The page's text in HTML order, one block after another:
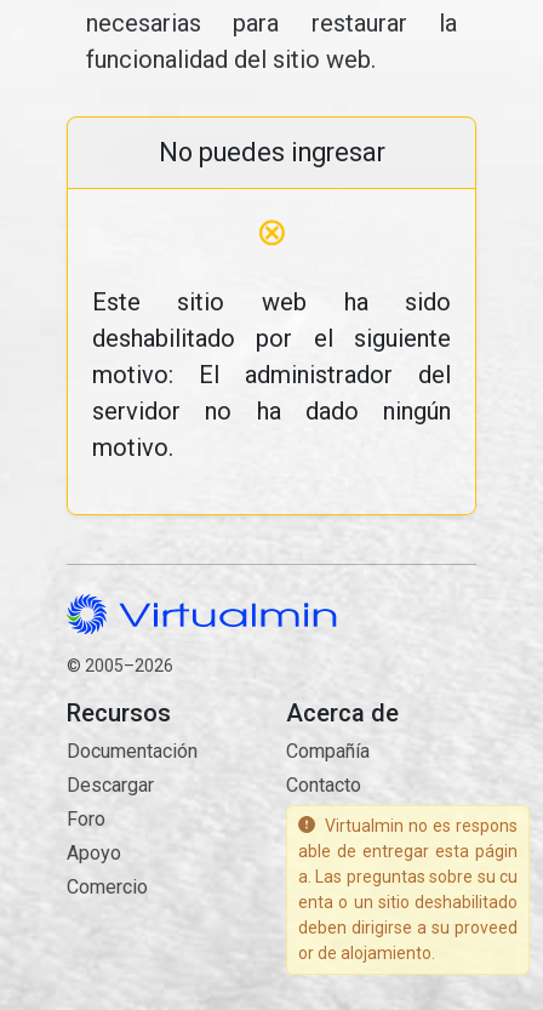
necesarias para restaurar la
funcionalidad del sitio web.
No puedes ingresar
⊗
Este sitio web ha sido
deshabilitado por el siguiente
motivo: El administrador del
servidor no ha dado ningún
motivo.
© 2005–2026
Recursos
Documentación
Descargar
Foro
Apoyo
Comercio
Acerca de
Compañía
Contacto
Virtualmin no es respons
able de entregar esta págin
a. Las preguntas sobre su cu
enta o un sitio deshabilitado
deben dirigirse a su proveed
or de alojamiento.